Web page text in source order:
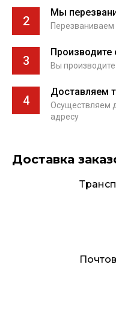
2
Мы
Перезваниваем
3
Производите
Вы
4
Доставляем
Осуществляем
адресу
Доставка